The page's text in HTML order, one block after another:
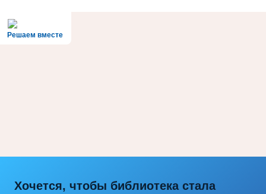
Решаем вместе
Хочется, чтобы библиотека стала